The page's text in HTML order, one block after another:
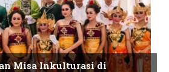
Misa Inkulturasi di